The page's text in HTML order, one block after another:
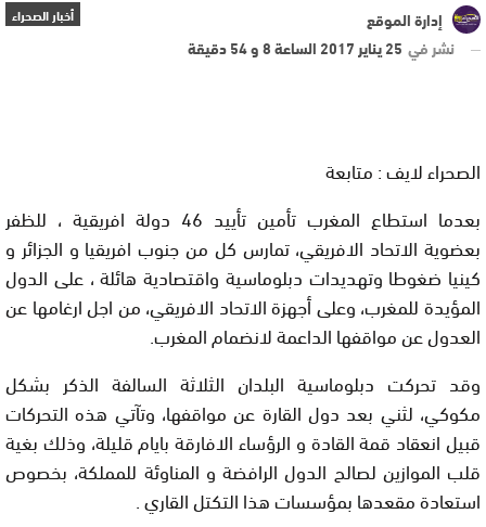
أخبار الصحراء
إدارة الموقع
نشر في 25 يناير 2017 الساعة 8 و 54 دقيقة
الصحراء لايف : متابعة
بعدما استطاع المغرب تأمين تأييد 46 دولة افريقية ، للظفر
بعضوية الاتحاد الافريقي، تمارس كل من جنوب افريقيا و الجزائر و
كينيا ضغوطا وتهديدات دبلوماسية واقتصادية هائلة ، على الدول
المؤيدة للمغرب، وعلى أجهزة الاتحاد الافريقي، من اجل ارغامها عن
العدول عن مواقفها الداعمة لانضمام المغرب.
وقد تحركت دبلوماسية البلدان الثلاثة السالفة الذكر بشكل
مكوكي، لثني بعد دول القارة عن مواقفها، وتآتي هذه التحركات
قبيل انعقاد قمة القادة و الرؤساء الافارقة بايام قليلة، وذلك بغية
قلب الموازين لصالح الدول الرافضة و المناوئة للمملكة، بخصوص
استعادة مقعدها بمؤسسات هذا التكتل القاري .